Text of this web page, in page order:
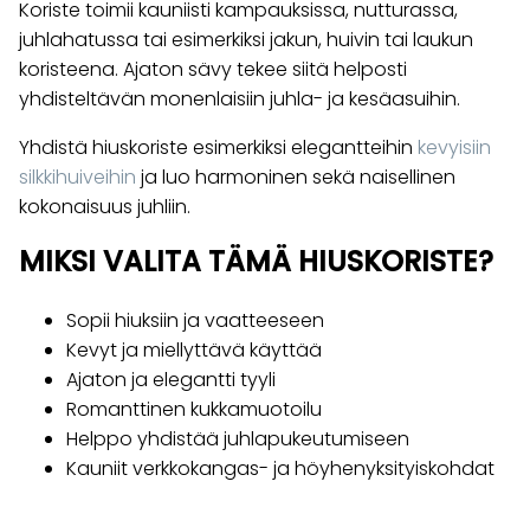
Koriste toimii kauniisti kampauksissa, nutturassa,
juhlahatussa tai esimerkiksi jakun, huivin tai laukun
koristeena. Ajaton sävy tekee siitä helposti
yhdisteltävän monenlaisiin juhla- ja kesäasuihin.
Yhdistä hiuskoriste esimerkiksi elegantteihin kevyisiin
silkkihuiveihin ja luo harmoninen sekä naisellinen
kokonaisuus juhliin.
MIKSI VALITA TÄMÄ HIUSKORISTE?
Sopii hiuksiin ja vaatteeseen
Kevyt ja miellyttävä käyttää
Ajaton ja elegantti tyyli
Romanttinen kukkamuotoilu
Helppo yhdistää juhlapukeutumiseen
Kauniit verkkokangas- ja höyhenyksityiskohdat